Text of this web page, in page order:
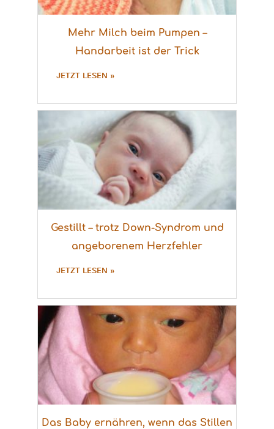
Mehr Milch beim Pumpen –
Handarbeit ist der Trick
JETZT LESEN »
Gestillt – trotz Down-Syndrom und
angeborenem Herzfehler
JETZT LESEN »
Das Baby ernähren, wenn das Stillen